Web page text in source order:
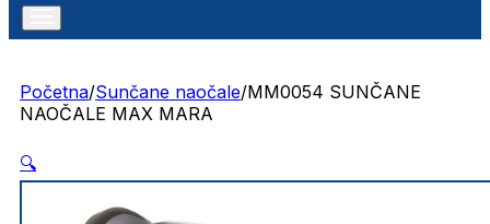
Početna/Sunčane naočale/MM0054 SUNČANE
NAOČALE MAX MARA
🔍